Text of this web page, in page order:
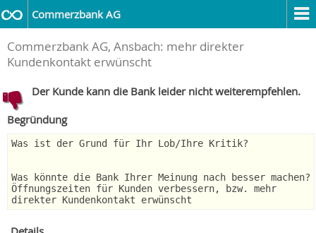
Commerzbank AG
Commerzbank AG, Ansbach: mehr direkter
Kundenkontakt erwünscht
Der Kunde kann die Bank leider nicht weiterempfehlen.
Begründung
Was ist der Grund für Ihr Lob/Ihre Kritik?
Was könnte die Bank Ihrer Meinung nach besser machen?
Öffnungszeiten für Kunden verbessern, bzw. mehr
direkter Kundenkontakt erwünscht